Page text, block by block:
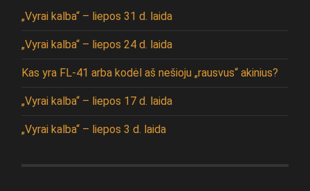
„Vyrai kalba“ – liepos 31 d. laida
„Vyrai kalba“ – liepos 24 d. laida
Kas yra FL-41 arba kodėl aš nešioju „rausvus“ akinius?
„Vyrai kalba“ – liepos 17 d. laida
„Vyrai kalba“ – liepos 3 d. laida